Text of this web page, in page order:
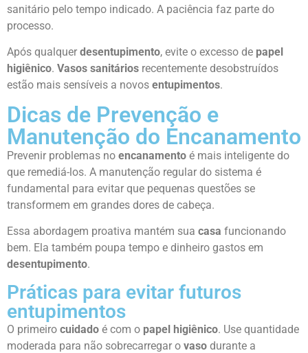
sanitário pelo tempo indicado. A paciência faz parte do
processo.
Após qualquer desentupimento, evite o excesso de papel
higiênico. Vasos sanitários recentemente desobstruídos
estão mais sensíveis a novos entupimentos.
Dicas de Prevenção e
Manutenção do Encanamento
Prevenir problemas no encanamento é mais inteligente do
que remediá-los. A manutenção regular do sistema é
fundamental para evitar que pequenas questões se
transformem em grandes dores de cabeça.
Essa abordagem proativa mantém sua casa funcionando
bem. Ela também poupa tempo e dinheiro gastos em
desentupimento.
Práticas para evitar futuros
entupimentos
O primeiro cuidado é com o papel higiênico. Use quantidade
moderada para não sobrecarregar o vaso durante a